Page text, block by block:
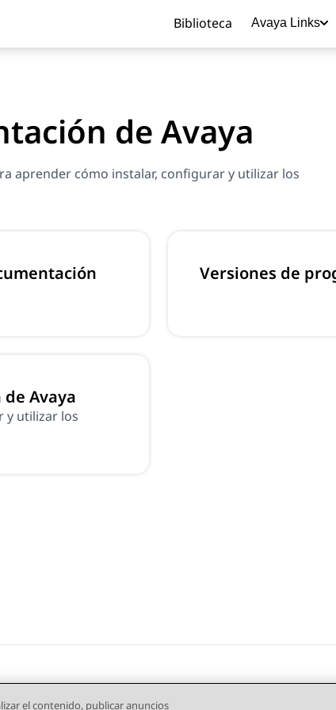
Biblioteca Avaya Links
de Avaya
aprender cómo instalar, configurar y utilizar los
Versiones de
Avaya
y utilizar los
el contenido, publicar anuncios